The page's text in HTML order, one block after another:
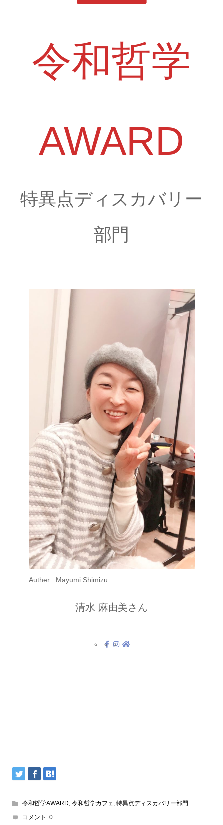
令和哲学
AWARD
特異点ディスカバリー
部門
Auther : Mayumi Shimizu
清水 麻由美さん
令和哲学AWARD, 令和哲学カフェ, 特異点ディスカバリー部門
コメント: 0